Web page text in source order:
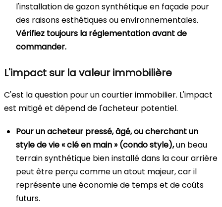
l'installation de gazon synthétique en façade pour
des raisons esthétiques ou environnementales.
Vérifiez toujours la réglementation avant de
commander.
L'impact sur la valeur immobilière
C'est la question pour un courtier immobilier. L'impact
est mitigé et dépend de l'acheteur potentiel.
Pour un acheteur pressé, âgé, ou cherchant un
style de vie « clé en main » (condo style),un beau
terrain synthétique bien installé dans la cour arrière
peut être perçu comme un atout majeur, car il
représente une économie de temps et de coûts
futurs.